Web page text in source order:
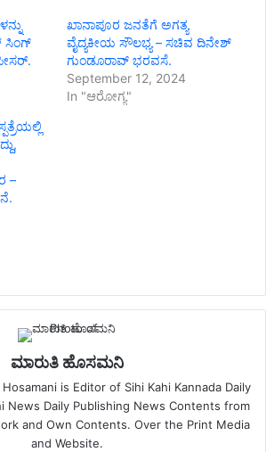
ಸಿಂಗ್
ಖಾನಾಪೂರ ಜನತೆಗೆ ಅಗತ್ಯ
ವೈದ್ಯಕೀಯ ಸೌಲಭ್ಯ – ಸಚಿವ ದಿನೇಶ್
ಗುಂಡೂರಾವ್ ಭರವಸೆ.
September 12, 2024
In "ಆರೋಗ್ಯ"
–
ಮಾರುತಿ ಹೊಸಮನಿ
is Editor of Sihi Kahi Kannada Daily
News Daily Publishing News Contents from
and Own Contents. Over the Print Media
and Website.